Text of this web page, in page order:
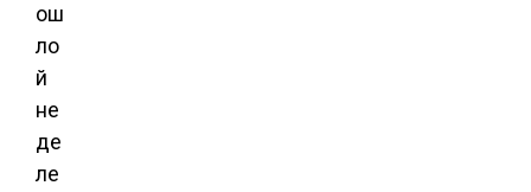
ош
ло
й
не
де
ле